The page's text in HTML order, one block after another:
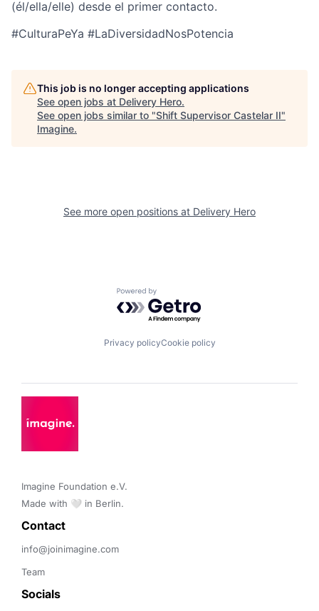
(él/ella/elle) desde el primer contacto.
#CulturaPeYa #LaDiversidadNosPotencia
This job is no longer accepting applications
See open jobs at Delivery Hero.
See open jobs similar to "Shift Supervisor Castelar II"
Imagine.
See more open positions at Delivery Hero
Powered by Getro.com
Privacy policyCookie policy
Imagine Foundation e.V.
Made with 🤍 in Berlin.
Contact
info@joinimagine.com
Team
Socials